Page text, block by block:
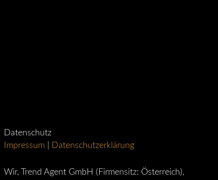
Datenschutz
Impressum
Datenschutzerklärung
Wir, Trend Agent GmbH (Firmensitz: Österreich),